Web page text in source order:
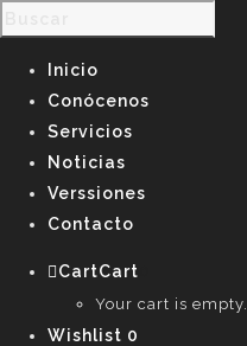
Inicio
Conócenos
Servicios
Noticias
Verssiones
Contacto
CartCart
Your cart is empty.
Wishlist 0